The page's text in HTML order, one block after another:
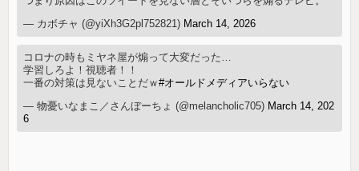
— カボチャ (@yiXh3G2pl752821) March 14, 2026
コロナの時もミヤネ屋が煽って大変だった…
学習しろよ！視聴者！！
一番の対策は見ないことだｗ#オールドメディアいらない
— 物憂いなまこ／さんぼーちょ (@melancholic705) March 14, 202
6